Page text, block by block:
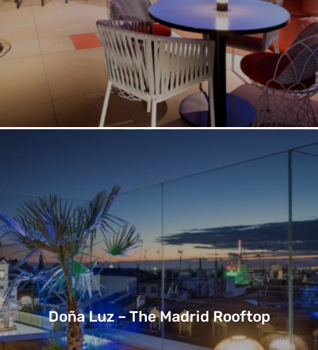
Doña Luz – The Madrid Rooftop